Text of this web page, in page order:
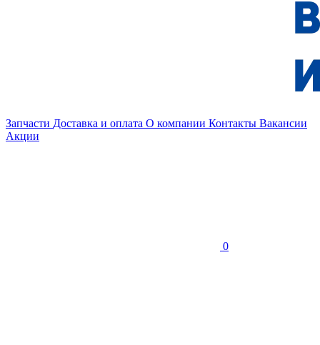
Запчасти Доставка и оплата О компании Контакты Вакансии
Акции
0